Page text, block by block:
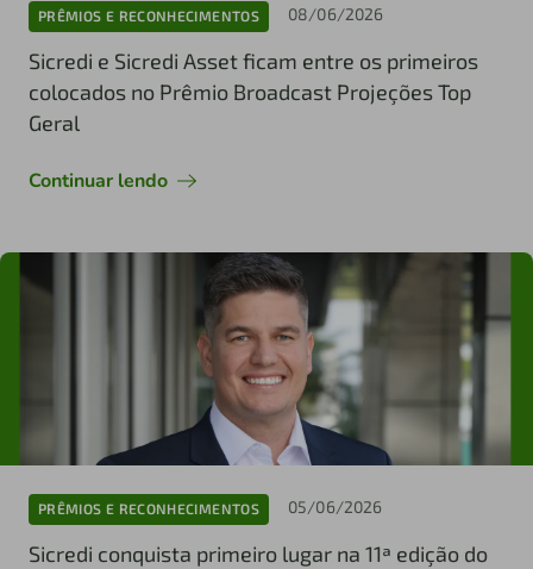
PRÊMIOS E RECONHECIMENTOS 08/06/2026
Sicredi e Sicredi Asset ficam entre os primeiros
colocados no Prêmio Broadcast Projeções Top
Geral
Continuar lendo
PRÊMIOS E RECONHECIMENTOS 05/06/2026
Sicredi conquista primeiro lugar na 11ª edição do